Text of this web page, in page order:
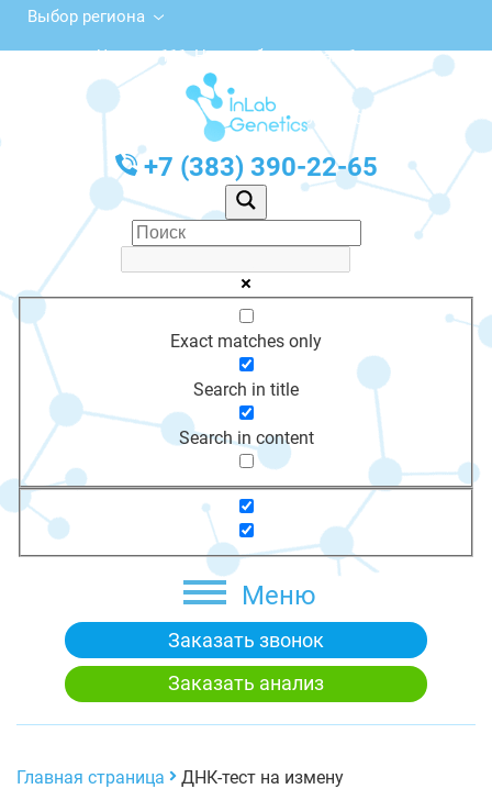
Выбор региона
ул. Чехова, 111, Новосибирск, этаж 1
с 10:00 до 20:00
График работы: Пн-Пт с 10:00 до 20:00
+7 (383) 390-22-65
Exact matches only
Search in title
Search in content
Меню
Заказать звонок
Заказать анализ
Главная страница ДНК-тест на измену